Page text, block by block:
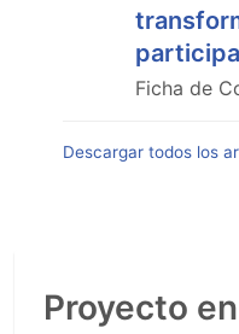
Ficha de
Descargar todos los
Proyecto